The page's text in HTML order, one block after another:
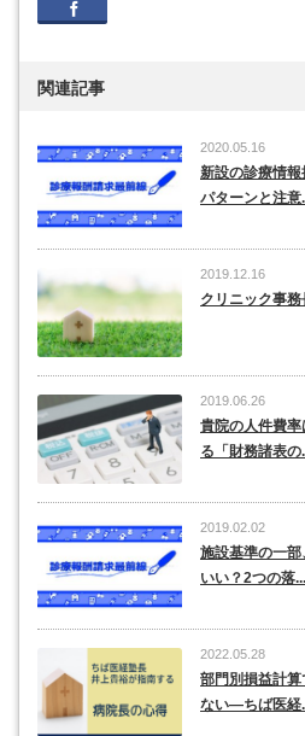
関連記事
2020.05.16
新設の診療情
パターンと注意
2019.12.16
クリニック事
2019.06.26
貴院の人件費
る「財務諸表の
2019.02.02
施設基準の一
いい？2つの落...
2022.05.28
部門別損益計
ない―ちば医経